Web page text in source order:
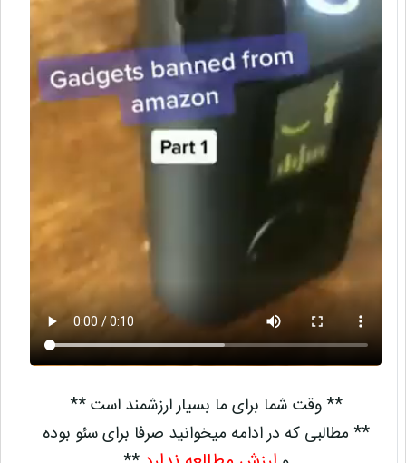
** وقت شما برای ما بسیار ارزشمند است **
** مطالبی که در ادامه میخوانید صرفا برای سئو بوده